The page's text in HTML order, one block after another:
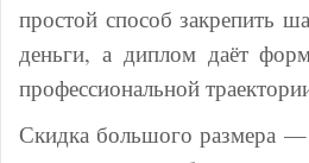
простой способ закрепить
деньги, а диплом даёт
профессиональной
Скидка большого размера —